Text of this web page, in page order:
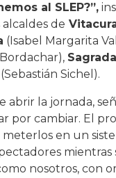
al SLEP?”,
de
(Isabel Margarita
(Sebastián Sichel).
la jornada,
por cambiar. El
en un
nosotros, con